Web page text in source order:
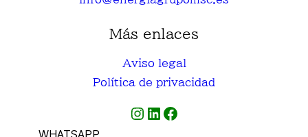
Más enlaces
Aviso legal
Política de privacidad
Instagram
LinkedIn
Facebook
WHATSAPP